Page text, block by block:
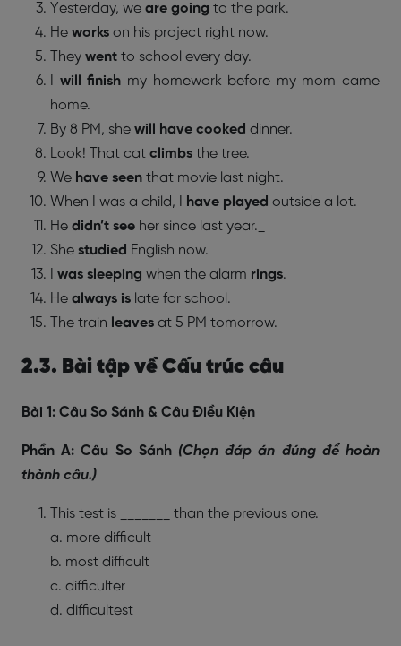
Yesterday, we are going to the park.
He works on his project right now.
They went to school every day.
will finish my homework before my mom came
home.
By 8 PM, she will have cooked dinner.
Look! That cat climbs the tree.
We have seen that movie last night.
When I was a child, I
have played outside a lot.
He didn’t see her since last year._
She studied English now.
was sleeping when the alarm rings.
He always is late for school.
The train leaves at 5 PM tomorrow.
2.3. Bài tập về Cấu trúc câu
Bài 1: Câu So Sánh & Câu Điều Kiện
Phần A: Câu So Sánh (Chọn đáp án đúng để hoàn
thành câu.)
This test is _______ than the previous one.
a. more difficult
b. most difficult
c. difficulter
d. difficultest